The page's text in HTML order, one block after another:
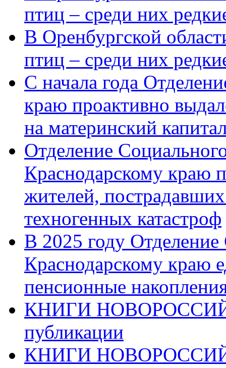
птиц – среди них
В Оренбургской
птиц – среди них
С начала года
краю проактивно
на материнский
Отделение
Краснодарскому краю
жителей,
техногенных катастроф
В 2025 году
Краснодарскому краю
пенсионные
КНИГИ
публикации
КНИГИ